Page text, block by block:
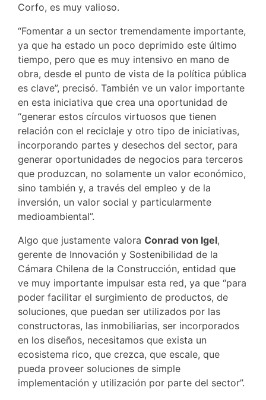
Corfo, es muy valioso.
“Fomentar a un sector tremendamente importante,
ya que ha estado un poco deprimido este último
tiempo, pero que es muy intensivo en mano de
obra, desde el punto de vista de la política pública
es clave”, precisó. También ve un valor importante
en esta iniciativa que crea una oportunidad de
“generar estos círculos virtuosos que tienen
relación con el reciclaje y otro tipo de iniciativas,
incorporando partes y desechos del sector, para
generar oportunidades de negocios para terceros
que produzcan, no solamente un valor económico,
sino también y, a través del empleo y de la
inversión, un valor social y particularmente
medioambiental”.
Algo que justamente valora Conrad von Igel,
gerente de Innovación y Sostenibilidad de la
Cámara Chilena de la Construcción, entidad que
ve muy importante impulsar esta red, ya que “para
poder facilitar el surgimiento de productos, de
soluciones, que puedan ser utilizados por las
constructoras, las inmobiliarias, ser incorporados
en los diseños, necesitamos que exista un
ecosistema rico, que crezca, que escale, que
pueda proveer soluciones de simple
implementación y utilización por parte del sector”.